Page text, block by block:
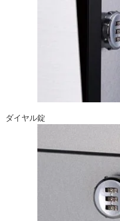
ダイヤル錠